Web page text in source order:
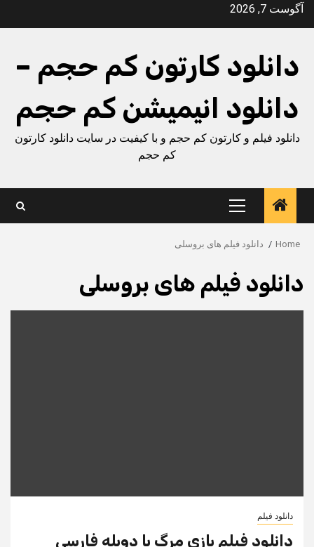
Skipآگوست 7, 2026
دانلود کارتون کم حجم –
دانلود انیمیشن کم حجم
دانلود فیلم و کارتون کم حجم و با کیفیت در سایت دانلود کارتون
کم حجم
Primary
Menu
Home دانلود فیلم های بروسلی
دانلود فیلم های بروسلی
دانلود فیلم
دانلود فیلم بازی مرگ با دوبله فارسی